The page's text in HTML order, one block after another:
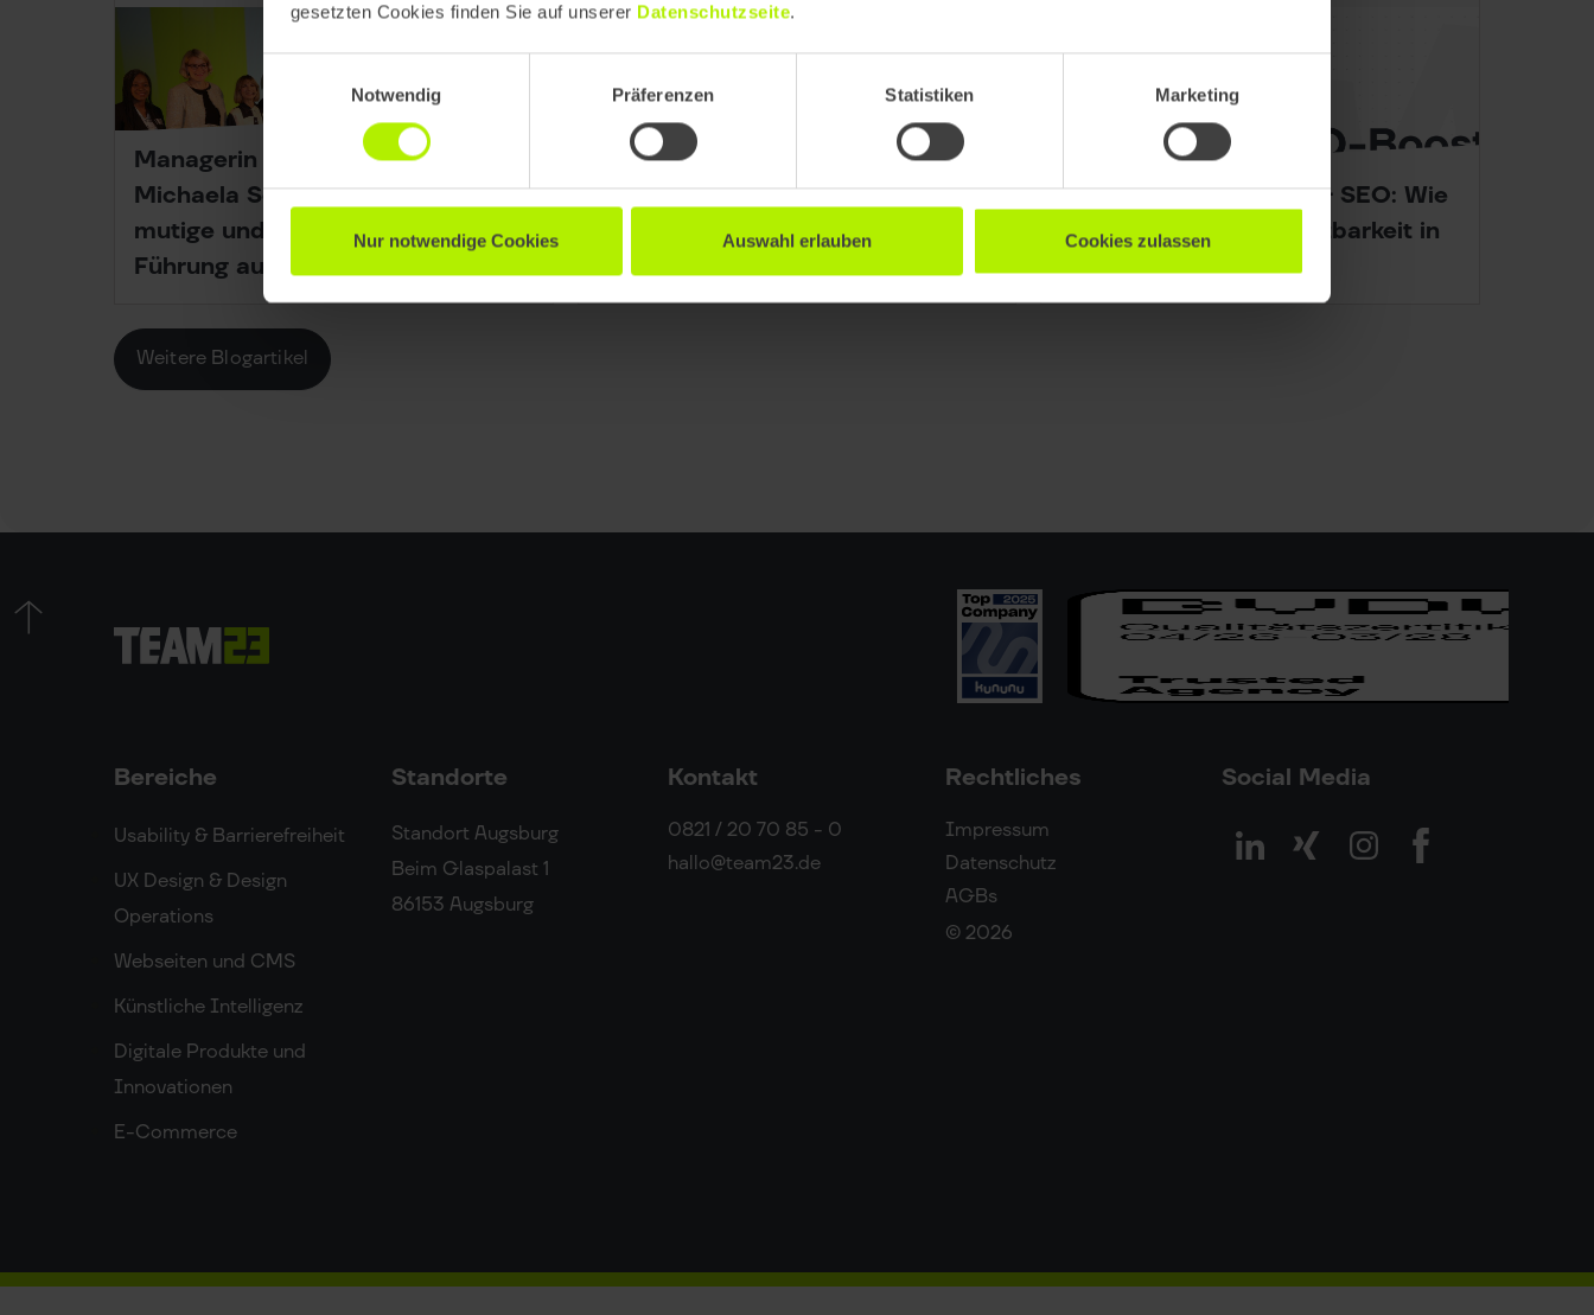
gesetzten Cookies finden Sie auf unserer Datenschutzseite.
Notwendig
Präferenzen Statistiken Marketing
Nur notwendige Cookies Auswahl erlauben Cookies zulassen
Managerin des Jahres 2025:
Michaela Schuster für moderne,
mutige und verantwortungsvolle
Führung ausgezeichnet
Commerce neu denken: Was der
OpenAI Operator für die
Shopping-Journey bedeutet
Barrierefreie Website & SEO: Wie
Accessibility Ihre Sichtbarkeit in
Google verbessert
Weitere Blogartikel
Bereiche
Usability & Barrierefreiheit
UX Design & Design
Operations
Webseiten und CMS
Künstliche Intelligenz
Digitale Produkte und
Innovationen
E-Commerce
Standorte
Standort Augsburg
Beim Glaspalast 1
86153 Augsburg
Kontakt
0821 / 20 70 85 - 0
hallo@team23.de
Rechtliches
Impressum
Datenschutz
AGBs
© 2026
Social Media